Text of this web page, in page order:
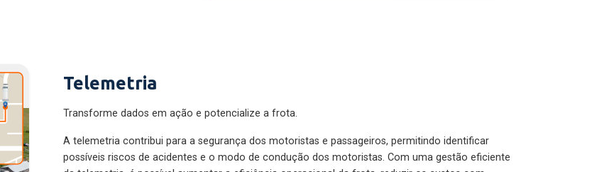
Telemetria
Transforme dados em ação e potencialize a frota.
A telemetria contribui para a segurança dos motoristas e passageiros, permitindo identificar
possíveis riscos de acidentes e o modo de condução dos motoristas. Com uma gestão eficiente
da telemetria, é possível aumentar a eficiência operacional da frota, reduzir os custos com